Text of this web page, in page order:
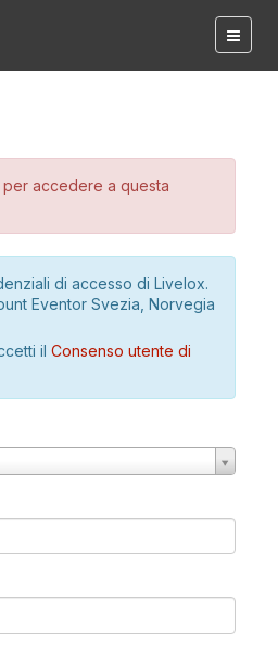
accedere a questa
di accesso di Livelox.
Eventor Svezia, Norvegia
il Consenso utente di